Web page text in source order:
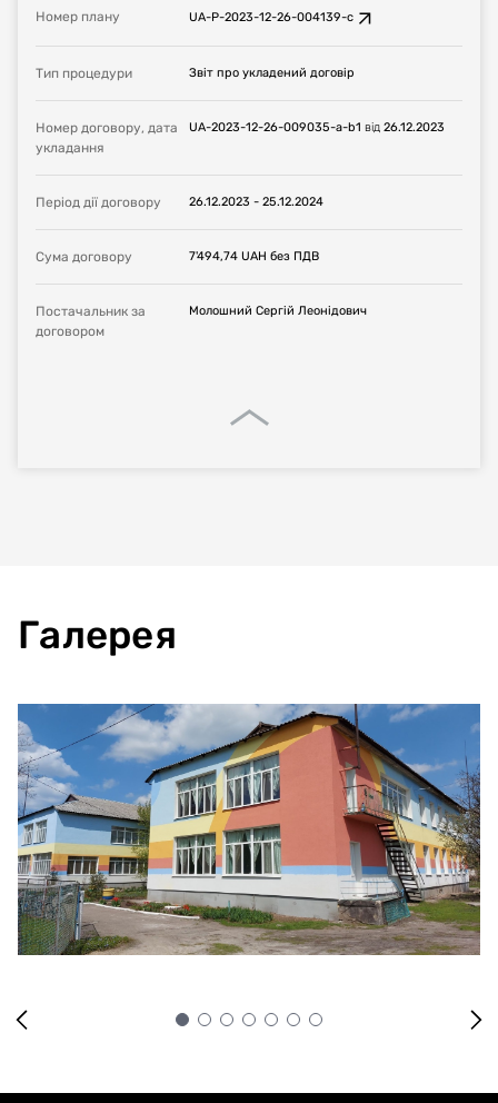
Номер плану UA-P-2023-12-26-004139-c
Тип процедури Звіт про укладений договір
Номер договору, дата
укладання
UA-2023-12-26-009035-a-b1 від 26.12.2023
Період дії договору 26.12.2023 - 25.12.2024
Сума договору 7'494,74 UAH без ПДВ
Постачальник за
договором
Молошний Сергій Леонідович
Галерея